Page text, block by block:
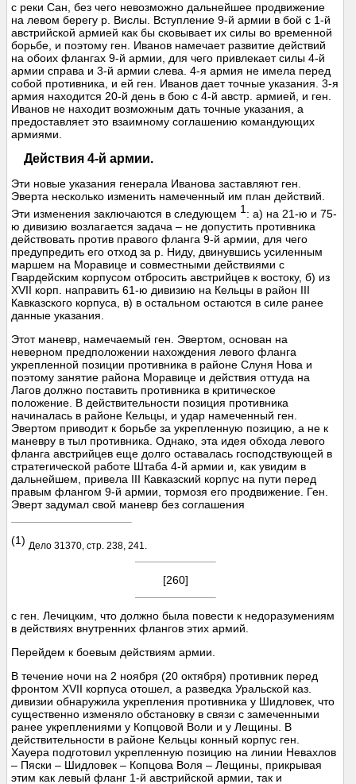
с реки Сан, без чего невозможно дальнейшее продвижение
на левом берегу р. Вислы. Вступление 9-й армии в бой с 1-й
австрийской армией как бы сковывает их силы во временной
борьбе, и поэтому ген. Иванов намечает развитие действий
на обоих флангах 9-й армии, для чего привлекает силы 4-й
армии справа и 3-й армии слева. 4-я армия не имела перед
собой противника, и ей ген. Иванов дает точные указания. 3-я
армия находится 20-й день в бою с 4-й австр. армией, и ген.
Иванов не находит возможным дать точные указания, а
предоставляет это взаимному соглашению командующих
армиями.
Действия 4-й армии.
Эти новые указания генерала Иванова заставляют ген.
Эверта несколько изменить намеченный им план действий.
Эти изменения заключаются в следующем 1 : а) на 21-ю и 75-
ю дивизию возлагается задача – не допустить противника
действовать против правого фланга 9-й армии, для чего
предупредить его отход за р. Ниду, двинувшись усиленным
маршем на Моравице и совместными действиями с
Гвардейским корпусом отбросить австрийцев к востоку, б) из
XVII корп. направить 61-ю дивизию на Кельцы в район III
Кавказского корпуса, в) в остальном остаются в силе ранее
данные указания.
Этот маневр, намечаемый ген. Эвертом, основан на
неверном предположении нахождения левого фланга
укрепленной позиции противника в районе Слуня Нова и
поэтому занятие района Моравице и действия оттуда на
Лагов должно поставить противника в критическое
положение. В действительности позиция противника
начиналась в районе Кельцы, и удар намеченный ген.
Эвертом приводит к борьбе за укрепленную позицию, а не к
маневру в тыл противника. Однако, эта идея обхода левого
фланга австрийцев еще долго оставалась господствующей в
стратегической работе Штаба 4-й армии и, как увидим в
дальнейшем, привела III Кавказский корпус на пути перед
правым флангом 9-й армии, тормозя его продвижение. Ген.
Эверт задумал свой маневр без соглашения
(1) Дело 31370, стр. 238, 241.
[260]
с ген. Лечицким, что должно была повести к недоразумениям
в действиях внутренних флангов этих армий.
Перейдем к боевым действиям армии.
В течение ночи на 2 ноября (20 октября) противник перед
фронтом XVII корпуса отошел, а разведка Уральской каз.
дивизии обнаружила укрепления противника у Шидловек, что
существенно изменяло обстановку в связи с замеченными
ранее укреплениями у Копцовой Воли и у Лещины. В
действительности в районе Кельцы конный корпус ген.
Хауера подготовил укрепленную позицию на линии Невахлов
– Пяски – Шидловек – Копцова Воля – Лещины, прикрывая
этим как левый фланг 1-й австрийской армии, так и